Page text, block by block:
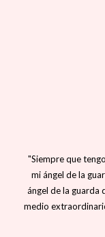
"Siempre que
mi ángel de la
ángel de la guarda
medio